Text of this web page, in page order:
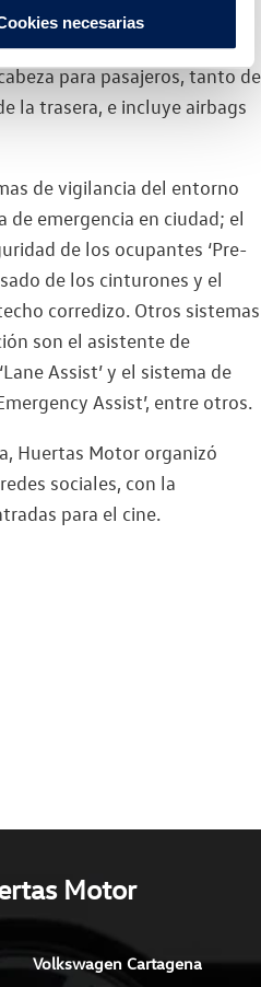
necesarias
de airbag frontal para
viene equipado de serie con
para pasajeros, tanto de
la trasera, e incluye airbags
de vigilancia del entorno
de emergencia en ciudad; el
de los ocupantes ‘Pre-
de los cinturones y el
corredizo. Otros sistemas
son el asistente de
Assist’ y el sistema de
Assist’, entre otros.
Huertas Motor organizó
sociales, con la
para el cine.
Motor
Volkswagen Cartagena